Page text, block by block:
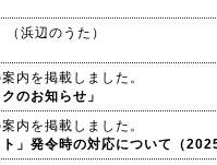
浜辺のうた）
内を掲載しました。
のお知らせ」
内を掲載しました。
」発令時の対応について（